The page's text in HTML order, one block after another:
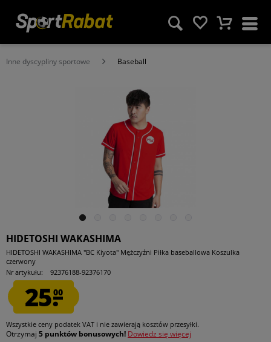
Inne dyscypliny sportowe Baseball
HIDETOSHI WAKASHIMA
HIDETOSHI WAKASHIMA "BC Kiyota" Mężczyźni Piłka baseballowa Koszulka
czerwony
Nr artykułu:
92376188-92376170
25.00
Wszystkie ceny podatek VAT i nie zawierają kosztów przesyłki.
Otrzymaj 5 punktów bonusowych! Dowiedz się więcej